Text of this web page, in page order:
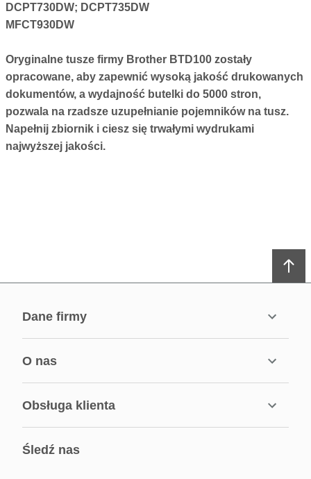
DCPT730DW; DCPT735DW
MFCT930DW
Oryginalne tusze firmy Brother BTD100 zostały
opracowane, aby zapewnić wysoką jakość drukowanych
dokumentów, a wydajność butelki do 5000 stron,
pozwala na rzadsze uzupełnianie pojemników na tusz.
Napełnij zbiornik i ciesz się trwałymi wydrukami
najwyższej jakości.
dane firmy
o nas
obsługa klienta
śledź nas